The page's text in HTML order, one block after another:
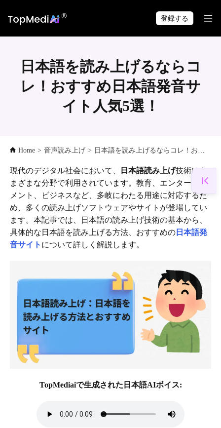
いつでも・どこでも制作できます。
登録する
日本語を読み上げるならコ
レ！おすすめ日本語発音サ
イト人気5選！
Home > 音声読み上げ > 日本語を読み上げるならコレ！おすすめ日本語発音サイト人気5選！
現代のデジタル社会において、 日本語読み上げ技術はさ
まざまな分野で利用されています。教育、エンターテイ
メント、ビジネスなど、多岐にわたる用途に対応するた
め、多くの読み上げソフトウェアやサイトが登場してい
ます。本記事では、日本語の読み上げ技術の基本から、
具体的な日本語を読み上げる方法、おすすめの 日本語発
音サイト について詳しく解説します。
TopMediaiで生成された日本語AIボイス: